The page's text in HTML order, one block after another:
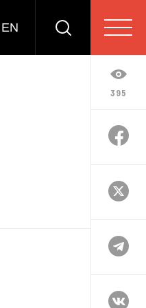
EN
395